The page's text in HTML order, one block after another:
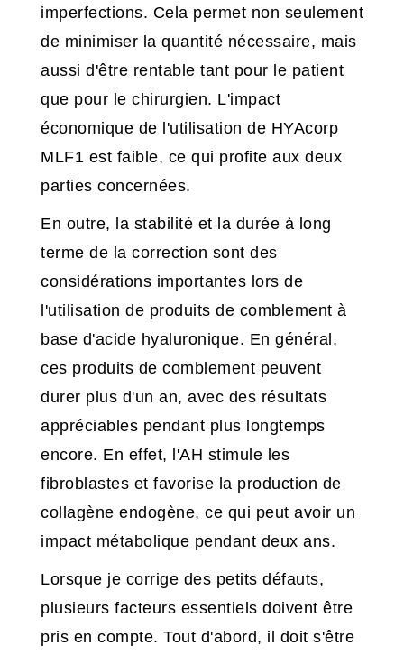
imperfections. Cela permet non seulement
de minimiser la quantité nécessaire, mais
aussi d'être rentable tant pour le patient
que pour le chirurgien. L'impact
économique de l'utilisation de HYAcorp
MLF1 est faible, ce qui profite aux deux
parties concernées.
En outre, la stabilité et la durée à long
terme de la correction sont des
considérations importantes lors de
l'utilisation de produits de comblement à
base d'acide hyaluronique. En général,
ces produits de comblement peuvent
durer plus d'un an, avec des résultats
appréciables pendant plus longtemps
encore. En effet, l'AH stimule les
fibroblastes et favorise la production de
collagène endogène, ce qui peut avoir un
impact métabolique pendant deux ans.
Lorsque je corrige des petits défauts,
plusieurs facteurs essentiels doivent être
pris en compte. Tout d'abord, il doit s'être